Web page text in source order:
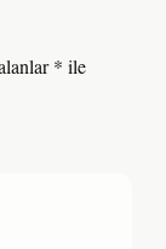
* ile